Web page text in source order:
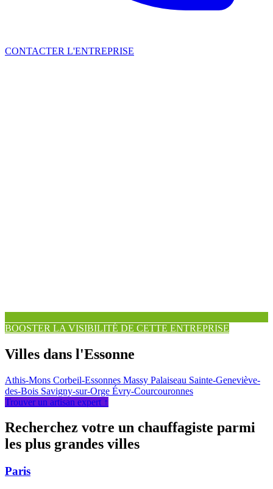
CONTACTER L'ENTREPRISE
BOOSTER LA VISIBILITÉ DE CETTE ENTREPRISE
Villes dans l'Essonne
Athis-Mons Corbeil-Essonnes Massy Palaiseau Sainte-Geneviève-
des-Bois Savigny-sur-Orge Évry-Courcouronnes
Trouver un artisan expert ↑
Recherchez votre un chauffagiste parmi
les plus grandes villes
Paris